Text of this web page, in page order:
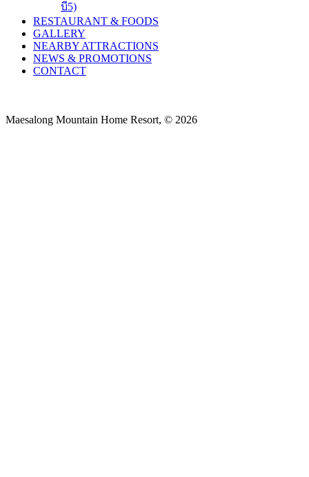
บี5)
RESTAURANT & FOODS
GALLERY
NEARBY ATTRACTIONS
NEWS & PROMOTIONS
CONTACT
Maesalong Mountain Home Resort, © 2026